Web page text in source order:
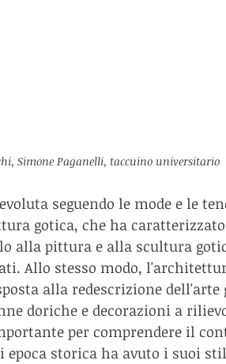
Simone Paganelli, taccuino universitario
seguendo le mode e le
gotica, che ha
alla pittura e alla scultura
Allo stesso modo,
alla redescrizione dell'arte
doriche e decorazioni a
per comprendere il
storica ha avuto i suoi